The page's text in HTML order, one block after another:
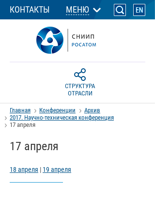
КОНТАКТЫ МЕНЮ
СТРУКТУРА
ОТРАСЛИ
Главная Конференции
Архив
2017. Научно-техническая конференция
17 апреля
17 апреля
18 апреля | 19 апреля